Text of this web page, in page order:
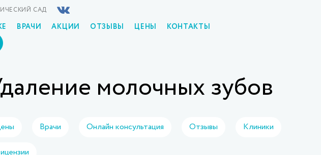
САД
ВРАЧИ АКЦИИ ОТЗЫВЫ ЦЕНЫ КОНТАКТЫ
молочных зубов
Врачи Онлайн консультация Отзывы Клиники